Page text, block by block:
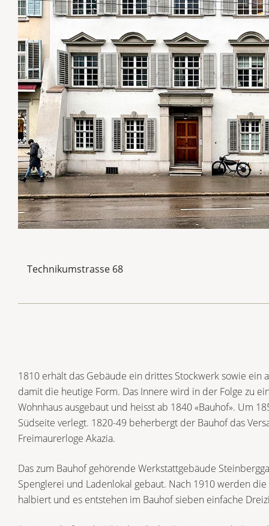
Technikumstrasse 68
1810 erhält das Gebäude ein drittes Stockwerk sowie ein
damit die heutige Form. Das Innere wird in der Folge zu
Wohnhaus ausgebaut und heisst ab 1840 «Bauhof». Um
Südseite verlegt. 1820-49 beherbergt der Bauhof das
Freimaurerloge Akazia.
Das zum Bauhof gehörende Werkstattgebäude
Spenglerei und Ladenlokal gebaut. Nach 1910 werden
halbiert und es entstehen im Bauhof sieben einfache